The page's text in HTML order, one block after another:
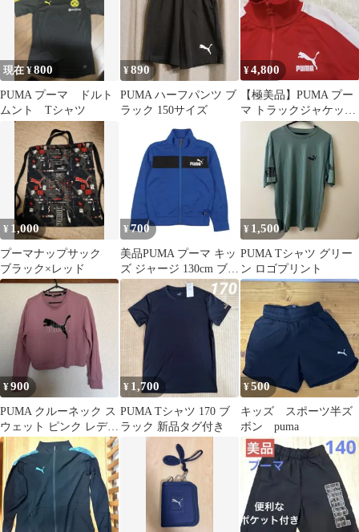
現在 ¥800
PUMA プーマ ドルト
ムント Tシャツ
¥890
PUMA ハーフパンツ ブ
ラック 150サイズ
¥4,800
【極美品】PUMA プー
マ トラックジャケット
ジャージ T7 レッドBTS
¥ 1,000
プーマナップサック
ブラック×レッド
¥700
美品PUMA プーマ キッ
ズ ジャージ 130cm ブル
ー トラックジャケッ
ト青
¥ 1,500
PUMA Tシャツ グリー
ン ロゴプリント
¥900
PUMA クルーネック ス
ウェット ピンク レディ
ース
¥ 1,700
PUMA Tシャツ 170 ブ
ラック 新品タグ付き
¥500
キッズ スポーツ半ズ
ボン puma